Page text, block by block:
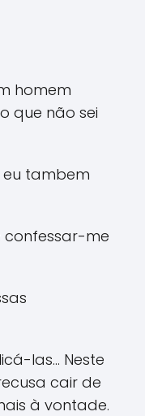
homem
que não sei
eu tambem
confessar-me
las... Neste
cair de
à vontade.